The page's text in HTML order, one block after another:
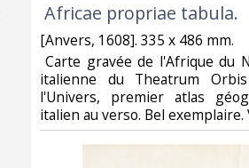
‎ Africae propriae tabula.‎
‎[Anvers, 1608]. 335 x 486 mm.‎
Carte gravée de l'Afrique du
italienne du Theatrum
l'Univers, premier atlas
italien au verso. Bel exemplaire.